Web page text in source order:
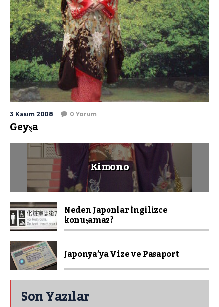
3 Kasım 2008 0 Yorum
Geyşa
Kimono
Neden Japonlar İngilizce
konuşamaz?
Japonya’ya Vize ve Pasaport
Son Yazılar